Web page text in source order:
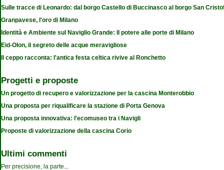
Sulle tracce di Leonardo: dal borgo Castello di Buccinasco al borgo San
Granpavese, l'oro di Milano
Identità e Ambiente sul Naviglio Grande: Il potere alle porte di Milano
Eid-Olon, il segreto delle acque meravigliose
Il ceppo racconta: l'antica festa celtica rivive al Ronchetto
Progetti e proposte
Un progetto di recupero e valorizzazione per la cascina Monterobbio
Una proposta per riqualificare la stazione di Porta Genova
Una proposta innovativa: l'ecomuseo tra i Navigli
Proposte di valorizzazione della cascina Corio
Ultimi commenti
Per precisione, la parte